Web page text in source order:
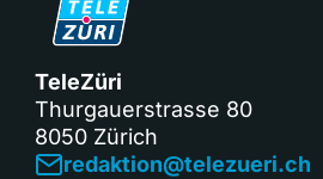
TeleZüri
Thurgauerstrasse 80
8050 Zürich
redaktion@telezueri.ch